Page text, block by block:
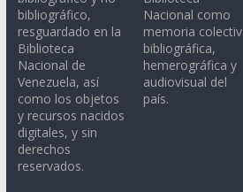
bibliográfico,
resguardado en la
Biblioteca
Nacional de
Venezuela, así
como los objetos
y recursos nacidos
digitales, y sin
derechos
reservados.
Nacional como
memoria
bibliográfica,
hemerográfica y
audiovisual del
país.